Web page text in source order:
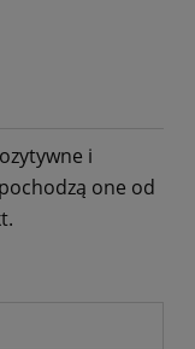
i
one od